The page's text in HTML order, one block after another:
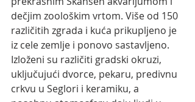
dečjim zoološkim vrtom. Više od 150
različitih zgrada i kuća prikupljeno je
iz cele zemlje i ponovo sastavljeno.
Izloženi su različiti gradski okruzi,
uključujući dvorce, pekaru, predivnu
crkvu u Seglori i keramiku, a